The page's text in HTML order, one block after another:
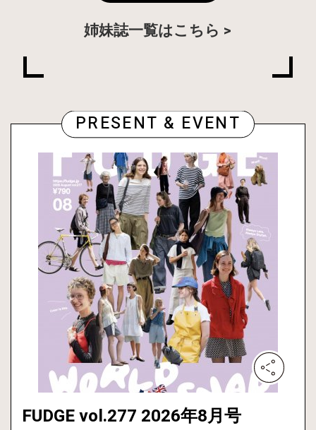
姉妹誌一覧はこちら
PRESENT & EVENT
FUDGE vol.277 2026年8月号